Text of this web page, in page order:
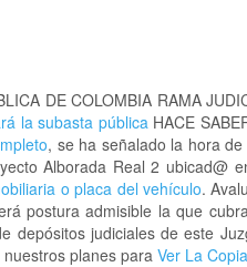
DE COLOMBIA RAMA
la subasta públicaHACE
, se ha señalado la hora de
Alborada Real 2
o placa del vehículo.
postura admisible la que
depósitos judiciales de este
planes paraVer La